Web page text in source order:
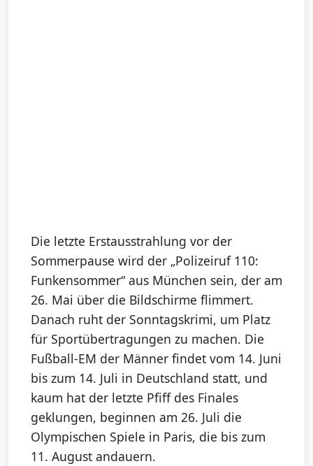
Die letzte Erstausstrahlung vor der
Sommerpause wird der „Polizeiruf 110:
Funkensommer“ aus München sein, der am
26. Mai über die Bildschirme flimmert.
Danach ruht der Sonntagskrimi, um Platz
für Sportübertragungen zu machen. Die
Fußball-EM der Männer findet vom 14. Juni
bis zum 14. Juli in Deutschland statt, und
kaum hat der letzte Pfiff des Finales
geklungen, beginnen am 26. Juli die
Olympischen Spiele in Paris, die bis zum
11. August andauern.